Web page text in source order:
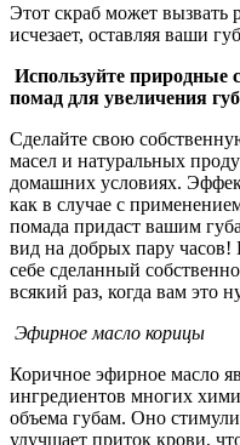
Этот скраб может вызвать
исчезает, оставляя ваши
Используйте природные
помад для увеличения губ
Сделайте свою
масел и натуральных
домашних условиях.
как в случае с
помада придаст вашим
вид на добрых пару часов!
себе сделанный
всякий раз, когда вам это
Эфирное масло корицы
Коричное эфирное масло
ингредиентов многих
объема губам. Оно
улучшает приток крови,